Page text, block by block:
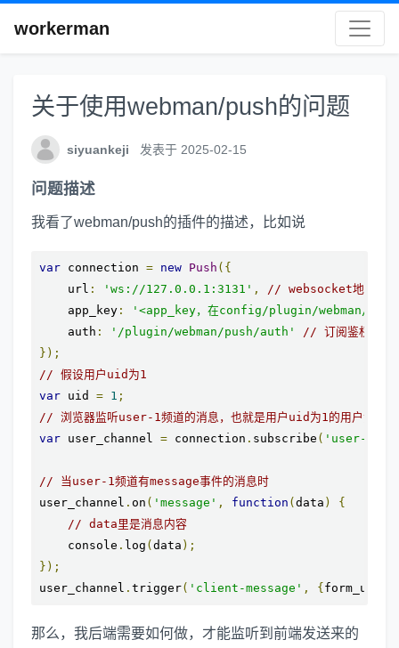
workerman
关于使用webman/push的问题
siyuankeji 发表于 2025-02-15
问题描述
我看了webman/push的插件的描述，比如说
var connection = new Push ({
    url
: 'ws://127.0.0.1:3131' ,
// websocket地址
    app_key
:
'<app_key，在config/plugin/webman/
    auth
: '/plugin/webman/push/auth'
// 订阅鉴权(仅
});
// 假设用户uid为1
var uid = 1 ;
// 浏览器监听user-1频道的消息，也就是用户uid为1的用户消息
var user_channel = connection . subscribe ( 'user-'
// 当user-1频道有message事件的消息时
user_channel . on ( 'message' , function ( data )
{
// data里是消息内容
    console
. log ( data );
});
user_channel . trigger( 'client-message' , { form_uid
那么，我后端需要如何做，才能监听到前端发送来的